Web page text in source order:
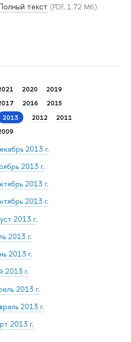
текст (PDF, 1.72 Мб)
2020
2019
2016
2015
2013 2012
2011
2013 г.
2013 г.
2013 г.
2013 г.
2013 г.
2013 г.
2013 г.
г.
2013 г.
2013 г.
2013 г.